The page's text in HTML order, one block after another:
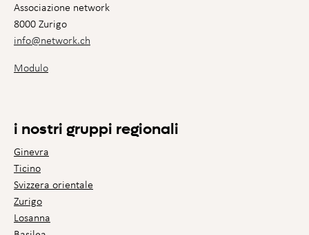
Associazione network
8000 Zurigo
info@network.ch
Modulo
i nostri gruppi regionali
Ginevra
Ticino
Svizzera orientale
Zurigo
Losanna